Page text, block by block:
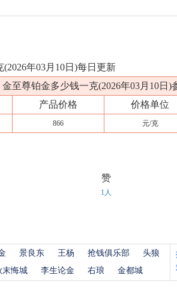
年03月10日)每日更新
金至尊铂金多少钱一克(2026年03月10日)
产品价格 价格单位
866 元/克
赞
1人
景良东 王杨 抢钱俱乐部
头狼
末悔城 李生论金 右琅 金都城